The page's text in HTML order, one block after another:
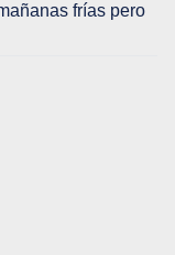
frías pero